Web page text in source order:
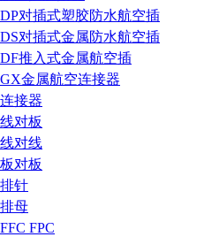
DP对插式塑胶防水航空插
DS对插式金属防水航空插
DF推入式金属航空插
GX金属航空连接器
连接器
线对板
线对线
板对板
排针
排母
FFC FPC